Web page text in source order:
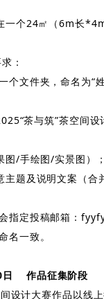
个24㎡（6m长
：
个文件夹，命名为“
茶与筑”茶空间设
/手绘图/实景图）；
题及说明文案（合
指定投稿邮箱：
名一致。
作品征集阶段
设计大赛作品以线